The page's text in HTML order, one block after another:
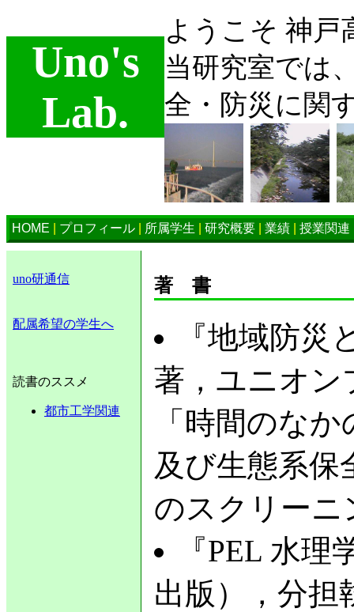
Uno's
Lab.
ようこそ 神戸
当研究室では
全・防災に関
HOME プロフィール 所属学生 研究概要 業績 授業関連
uno研通信
配属希望の学生へ
読書のススメ
都市工学関連
著　書
『地域防災
著，ユニオン
「時間のな
及び生態系保
のスクリーニ
『PEL 水
出版），分担